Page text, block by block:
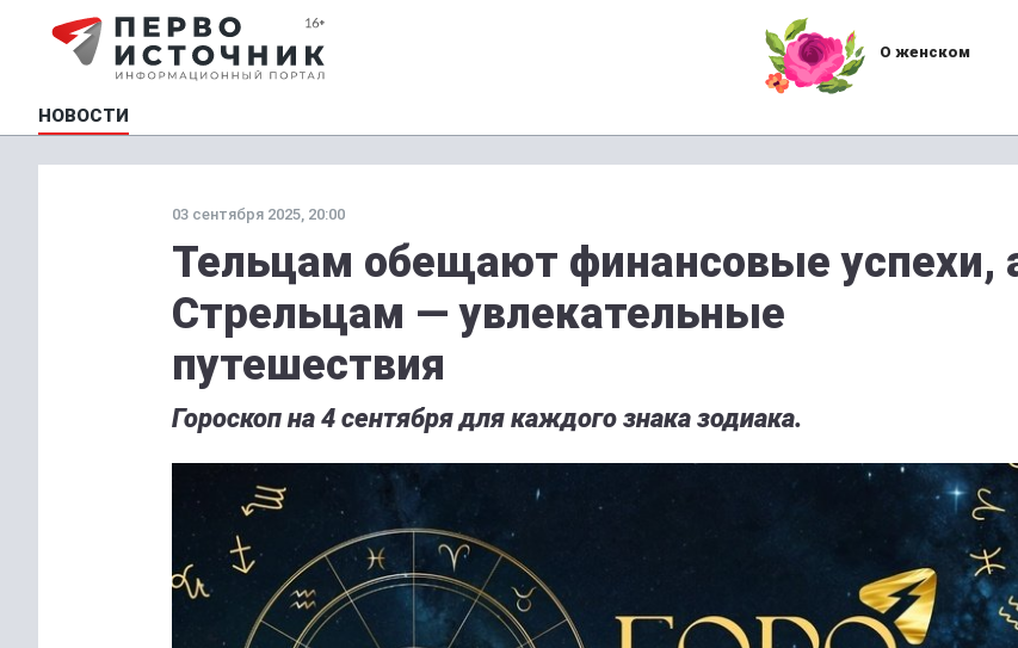
О женском
НОВОСТИ
03 сентября 2025, 20:00
Тельцам обещают финансовые успехи,
Стрельцам — увлекательные
путешествия
Гороскоп на 4 сентября для каждого знака зодиака.